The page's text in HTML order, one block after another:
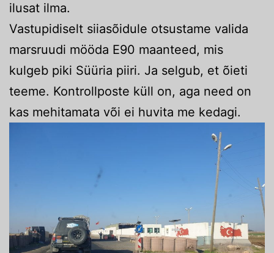
ilusat ilma.
Vastupidiselt siiasõidule otsustame valida
marsruudi mööda E90 maanteed, mis
kulgeb piki Süüria piiri. Ja selgub, et õieti
teeme. Kontrollposte küll on, aga need on
kas mehitamata või ei huvita me kedagi.